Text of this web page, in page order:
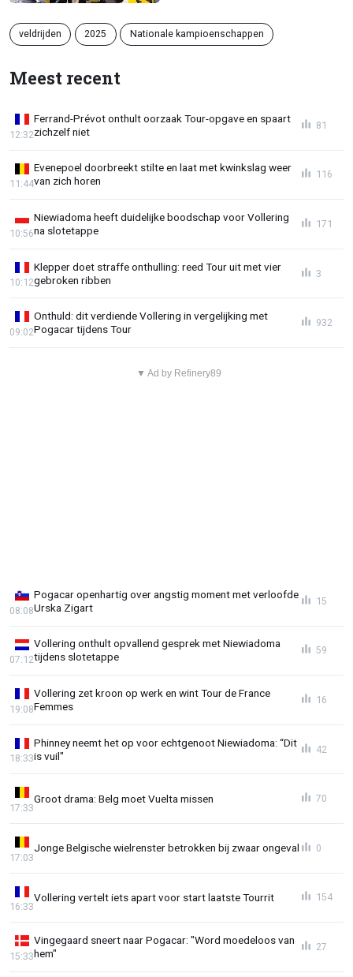
veldrijden 2025 Nationale kampioenschappen
Meest recent
Ferrand-Prévot onthult oorzaak Tour-opgave en spaart
zichzelf niet
12:32
81
Evenepoel doorbreekt stilte en laat met kwinkslag weer
van zich horen
11:44
116
Niewiadoma heeft duidelijke boodschap voor Vollering
na slotetappe
10:56
171
Klepper doet straffe onthulling: reed Tour uit met vier
gebroken ribben
10:12
3
Onthuld: dit verdiende Vollering in vergelijking met
Pogacar tijdens Tour
09:02
932
▼ Ad by Refinery89
Pogacar openhartig over angstig moment met verloofde
Urska Zigart
08:08
15
Vollering onthult opvallend gesprek met Niewiadoma
tijdens slotetappe
07:12
59
Vollering zet kroon op werk en wint Tour de France
Femmes
19:08
16
Phinney neemt het op voor echtgenoot Niewiadoma: “Dit
is vuil"
18:33
42
Groot drama: Belg moet Vuelta missen
17:33
70
Jonge Belgische wielrenster betrokken bij zwaar ongeval
17:03
0
Vollering vertelt iets apart voor start laatste Tourrit
16:33
154
Vingegaard sneert naar Pogacar: "Word moedeloos van
hem"
15:33
27